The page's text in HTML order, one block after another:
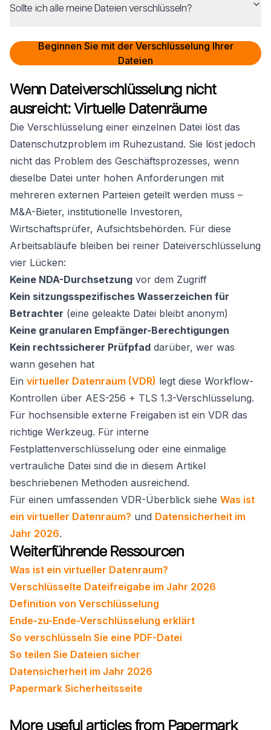
Sollte ich alle meine Dateien verschlüsseln?
Beginnen Sie mit der Verschlüsselung Ihrer
Dateien
Wenn Dateiverschlüsselung nicht
ausreicht: Virtuelle Datenräume
Die Verschlüsselung einer einzelnen Datei löst das
Datenschutzproblem im Ruhezustand. Sie löst jedoch
nicht das Problem des Geschäftsprozesses, wenn
dieselbe Datei unter hohen Anforderungen mit
mehreren externen Parteien geteilt werden muss –
M&A-Bieter, institutionelle Investoren,
Wirtschaftsprüfer, Aufsichtsbehörden. Für diese
Arbeitsabläufe bleiben bei reiner Dateiverschlüsselung
vier Lücken:
Keine NDA-Durchsetzung vor dem Zugriff
Kein sitzungsspezifisches Wasserzeichen für
Betrachter (eine geleakte Datei bleibt anonym)
Keine granularen Empfänger-Berechtigungen
Kein rechtssicherer Prüfpfad darüber, wer was
wann gesehen hat
Ein virtueller Datenraum (VDR) legt diese Workflow-
Kontrollen über AES-256 + TLS 1.3-Verschlüsselung.
Für hochsensible externe Freigaben ist ein VDR das
richtige Werkzeug. Für interne
Festplattenverschlüsselung oder eine einmalige
vertrauliche Datei sind die in diesem Artikel
beschriebenen Methoden ausreichend.
Für einen umfassenden VDR-Überblick siehe Was ist
ein virtueller Datenraum? und Datensicherheit im
Jahr 2026.
Weiterführende Ressourcen
Was ist ein virtueller Datenraum?
Verschlüsselte Dateifreigabe im Jahr 2026
Definition von Verschlüsselung
Ende-zu-Ende-Verschlüsselung erklärt
So verschlüsseln Sie eine PDF-Datei
So teilen Sie Dateien sicher
Datensicherheit im Jahr 2026
Papermark Sicherheitsseite
More useful articles from Papermark